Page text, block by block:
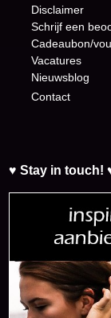
Disclaimer
Schrijf een
Cadeaubon/
Vacatures
Nieuwsblog
Contact
♥ Stay in touch!